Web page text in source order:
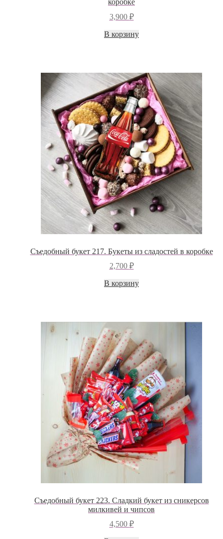
коробке
3,900 ₽
В корзину
Съедобный букет 217. Букеты из сладостей в коробке
2,700 ₽
В корзину
Съедобный букет 223. Сладкий букет из сникерсов
милкивей и чипсов
4,500 ₽